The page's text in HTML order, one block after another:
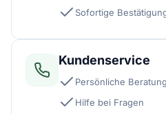
Sofortige
Kundenservice
Persönliche Beratung
Hilfe bei Fragen